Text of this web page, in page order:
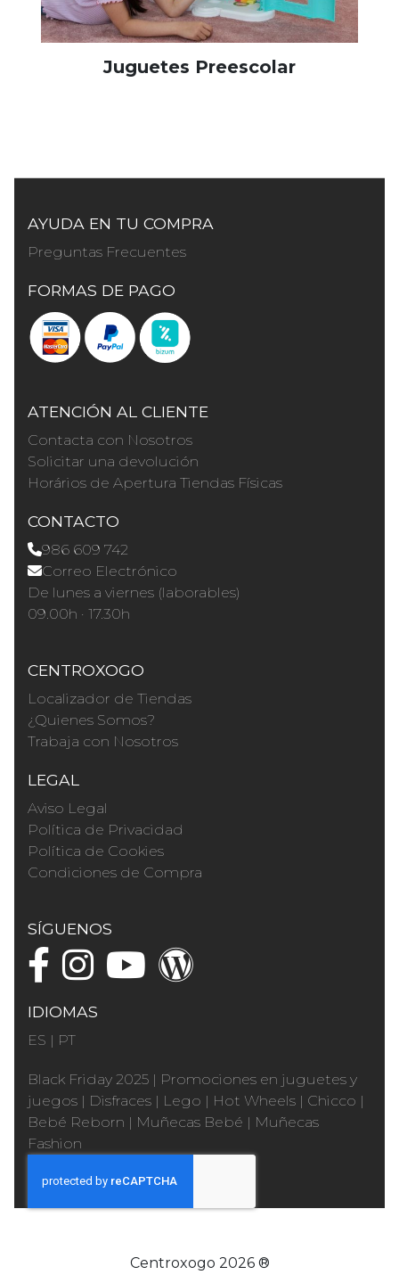
Juguetes Preescolar
AYUDA EN TU COMPRA
Preguntas Frecuentes
FORMAS DE PAGO
ATENCIÓN AL CLIENTE
Contacta con Nosotros
Solicitar una devolución
Horários de Apertura Tiendas Físicas
CONTACTO
986 609 742
Correo Electrónico
De lunes a viernes (laborables)
09.00h · 17.30h
CENTROXOGO
Localizador de Tiendas
¿Quienes Somos?
Trabaja con Nosotros
LEGAL
Aviso Legal
Política de Privacidad
Política de Cookies
Condiciones de Compra
SÍGUENOS
IDIOMAS
ES | PT
Black Friday 2025 | Promociones en juguetes y
juegos | Disfraces | Lego | Hot Wheels | Chicco |
Bebé Reborn | Muñecas Bebé | Muñecas
Fashion
Centroxogo 2026 ®